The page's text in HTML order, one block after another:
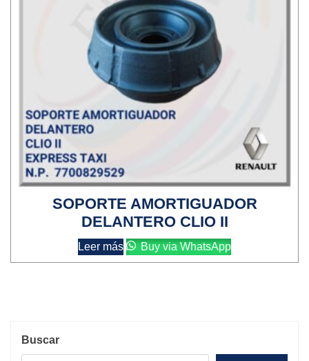
SOPORTE AMORTIGUADOR
DELANTERO CLIO II
Leer más Buy via WhatsApp
Buscar